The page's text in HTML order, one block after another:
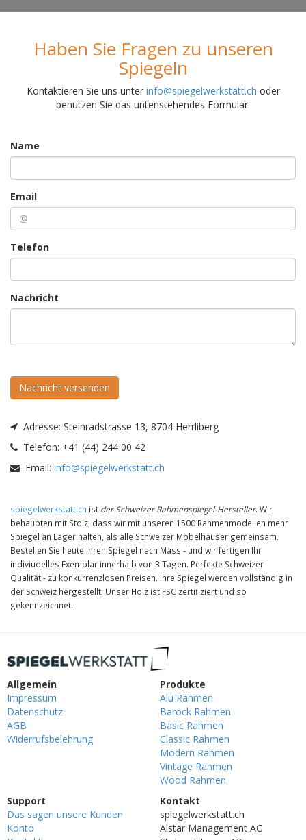
Haben Sie Fragen zu unseren
Spiegeln
Kontaktieren Sie uns unter info@spiegelwerkstatt.ch oder
benutzen Sie das untenstehendes Formular.
Name
Email
Telefon
Nachricht
Nachricht versenden
Adresse: Steinradstrasse 13, 8704 Herrliberg
Telefon: +41 (44) 244 00 42
Email: info@spiegelwerkstatt.ch
spiegelwerkstatt.ch ist der Schweizer Rahmenspiegel-Hersteller. Wir
behaupten mit Stolz, dass wir mit unseren 1500 Rahmenmodellen mehr
Spiegel an Lager halten, als alle Schweizer Möbelhäuser gemeinsam.
Bestellen Sie heute Ihren Spiegel nach Mass - und wir fertigen Ihr
indiviudelles Exemplar innerhalb von 3 Tagen. Perfekte Schweizer
Qualität - zu konkurrenzlosen Preisen. Ihre Spiegel werden vollständig in
der Schweiz hergestellt. Unser Holz ist FSC zertifiziert und so
gekennzeichnet.
Allgemein
Impressum
Datenschutz
AGB
Widerrufsbelehrung
Produkte
Alu Rahmen
Barock Rahmen
Basic Rahmen
Classic Rahmen
Modern Rahmen
Vintage Rahmen
Wood Rahmen
Support
Das sagen unsere Kunden
Konto
Kontakt
spiegelwerkstatt.ch
Alstar Management AG